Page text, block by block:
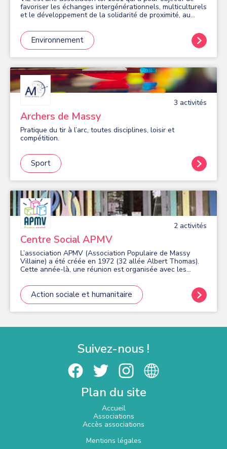
favoriser les échanges intergénérationnels, multiculturels
et le développement de la solidarité de proximité, au
saisonniers, liés au développement durable.
Environnement
3 activités
Archers de Massy
Pratique du tir à l’arc, toutes disciplines, loisir et
compétition.
Sport
2 activités
Centre Social APMV
L’association APMV (Association Populaire de Massy
Villaine) a été créée en 1972 (32 allée Albert Thomas).
Cette année-là, une réunion est organisée avec les
synergie et de proposer aux gens de réfléchir à cette
question : « Que pourrait-on inventer de nouveau dans ce
quartier pour le rendre culturellement plus vivant ? C’est
ainsi qu’un groupe de volontaires, décident de s’unir et
premier président. La raison d'être de l'APMV : Elle porte
langage commun : - Elle implique ses bénévoles dans le
projet de la structure (https://apmvmassy.centres-
LECURE-RAPIDE-web.pdf). - Elle accueille de manière
inconditionnelle dans le respect de ses valeurs et de
le territoire. - L'équipe (bénévoles et professionnels)
collectif engagé, accompagne les publics vers
l'émancipation et permet à chacun d'évoluer et d'exercer
Action sociale et humanitaire
Suivez-nous !
Plan du site
Accueil
Associations
Accès associations
Mentions légales